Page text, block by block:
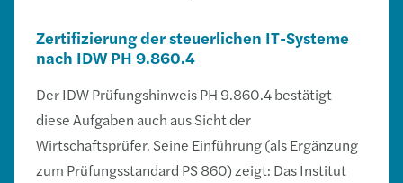
Zertifizierung der steuerlichen IT-Systeme
nach IDW PH 9.860.4
Der IDW Prüfungshinweis PH 9.860.4 bestätigt
diese Aufgaben auch aus Sicht der
Wirtschaftsprüfer. Seine Einführung (als Ergänzung
zum Prüfungsstandard PS 860) zeigt: Das Institut